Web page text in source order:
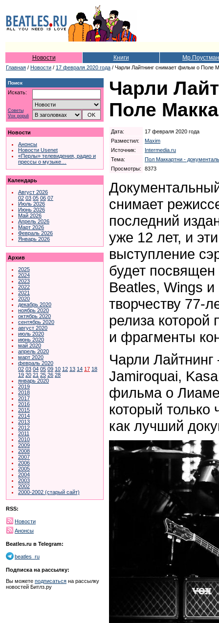
Новости Книги Мр.Поустман
Главная / Новости / 17 февраля 2020 года / Чарли Лайтнинг снимает фильм о Поле
Поиск
Искать:
Советы
Vox populi
Новости
Анонсы
Новости Usenet
«Перлы» телевидения, радио и
прессы о музыке…
Календарь
Август 2026
02 03 05 06 07
Июль 2026
Июнь 2026
Май 2026
Апрель 2026
Март 2026
Февраль 2026
Январь 2026
Архив
2025
2024
2023
2022
2021
2020
декабрь 2020
ноябрь 2020
октябрь 2020
сентябрь 2020
август 2020
июль 2020
июнь 2020
май 2020
апрель 2020
март 2020
февраль 2020
02 03 04 05 09 10 12 13 14 17 18
19 20 21 25 26 28
январь 2020
2019
2018
2017
2016
2015
2014
2013
2012
2011
2010
2009
2008
2007
2006
2005
2004
2003
2002
2000-2002 (старый сайт)
RSS:
Новости
Анонсы
Beatles.ru в Telegram:
beatles_ru
Подписка на рассылку:
Вы можете подписаться на рассылку
новостей Битлз.ру
Чарли
Поле
Дата:
17 февраля 2020 года
Разместил:
Maxim
Источник:
Intermedia.ru
Тема:
Пол Маккартни -
Просмотры:
8373
снимает
последний
уже 12 лет, и
выступление
будет
Beatles, Wings
творчеству 77-
релиза которой
и фрагменты
Чарли Лайтнинг
Jamiroquai,
фильма о Лиаме
который только
как лучший